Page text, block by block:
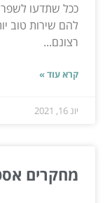
ככל שתדעו לשפר
להם שירות טוב
רצונם...
קרא עוד »
יונ 16, 2021
מחקרים